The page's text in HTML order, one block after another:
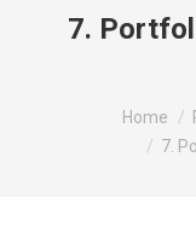
7.
You are here:Home
7.